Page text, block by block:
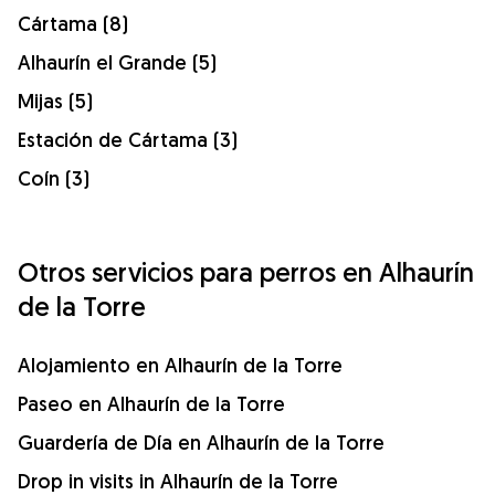
Cártama (8)
Alhaurín el Grande (5)
Mijas (5)
Estación de Cártama (3)
Coín (3)
Otros servicios para perros en Alhaurín
de la Torre
Alojamiento en Alhaurín de la Torre
Paseo en Alhaurín de la Torre
Guardería de Día en Alhaurín de la Torre
Drop in visits in Alhaurín de la Torre